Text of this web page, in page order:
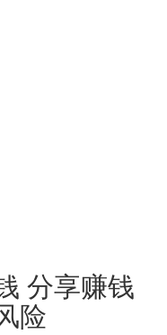
分享赚钱
险